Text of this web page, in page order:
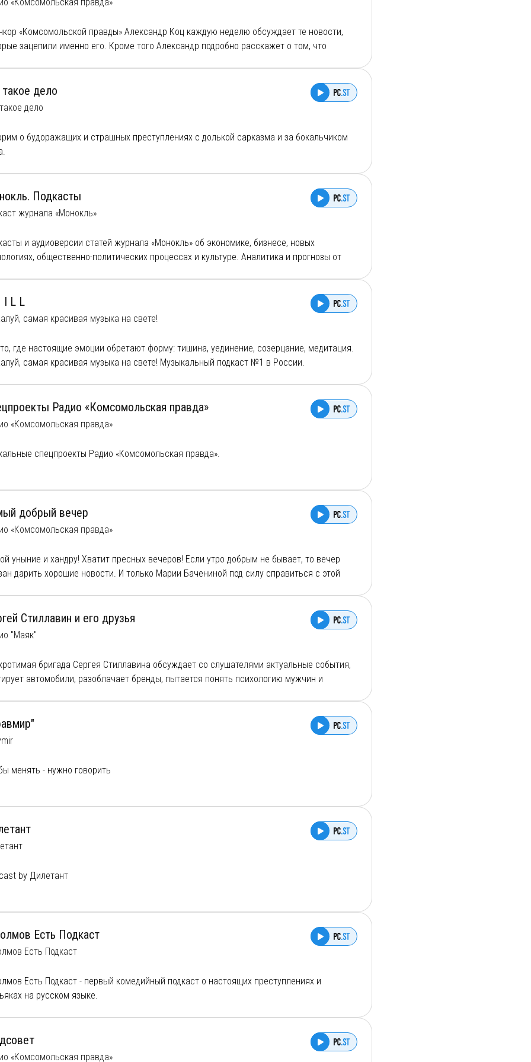
«Комсомольской правды» Александр Коц каждую неделю обсуждает те новости,
зацепили именно его. Кроме того Александр подробно расскажет о том, что
такое дело
дело
о будоражащих и страшных преступлениях с долькой сарказма и за бокальчиком
tyttakoedelo.ru/links
с ведущими:
tyt.takoedelo@gmail.com
Подкасты
журнала «Монокль»
и аудиоверсии статей журнала «Монокль» об экономике, бизнесе, новых
общественно-политических процессах и культуре. Аналитика и прогнозы от
I L L
самая красивая музыка на свете!
где настоящие эмоции обретают форму: тишина, уединение, созерцание, медитация.
самая красивая музыка на свете! Музыкальный подкаст №1 в России.
Радио «Комсомольская правда»
«Комсомольская правда»
спецпроекты Радио «Комсомольская правда».
добрый вечер
«Комсомольская правда»
уныние и хандру! Хватит пресных вечеров! Если утро добрым не бывает, то вечер
дарить хорошие новости. И только Марии Бачениной под силу справиться с этой
правда»!
Стиллавин и его друзья
"Маяк"
бригада Сергея Стиллавина обсуждает со слушателями актуальные события,
автомобили, разоблачает бренды, пытается понять психологию мужчин и
менять - нужно говорить
by Дилетант
Есть Подкаст
Есть Подкаст
Есть Подкаст - первый комедийный подкаст о настоящих преступлениях и
на русском языке.
актуальными новостями.
«Комсомольская правда»